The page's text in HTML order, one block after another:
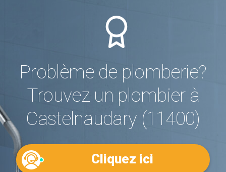
Problème de plomberie?
Trouvez un plombier à
Castelnaudary (11400)
Cliquez ici